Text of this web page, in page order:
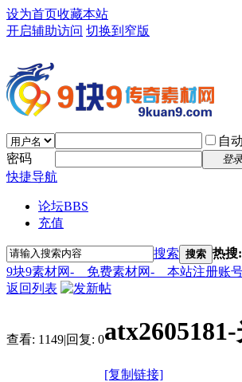
设为首页收藏本站
开启辅助访问 切换到窄版
自
密码
登录
快捷导航
论坛BBS
充值
搜索 搜索 热搜:
9块9素材网-＿免费素材网-＿本站注册账
返回列表
查看: 1149|回复: 0
[复制链接]